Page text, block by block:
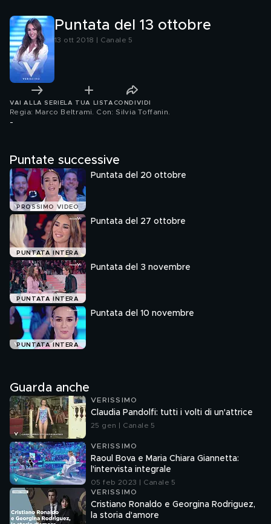
Puntata del 13 ottobre
13 ott 2018 | Canale 5
VAI ALLA SERIE LA TUA LISTA CONDIVIDI
Regia: Marco Beltrami. Con: Silvia Toffanin
-
Puntate successive
PROSSIMO VIDEO
Puntata del 20 ottobre
PUNTATA INTERA
Puntata del 27 ottobre
PUNTATA INTERA
Puntata del 3 novembre
PUNTATA INTERA
Puntata del 10 novembre
Guarda anche
VERISSIMO
Claudia Pandolfi: tutti i volti di un'attrice
25 gen | Canale 5
VERISSIMO
Raoul Bova e Maria Chiara Giannetta:
l'intervista integrale
05 feb 2023 | Canale 5
VERISSIMO
Cristiano Ronaldo e Georgina Rodriguez,
la storia d'amore